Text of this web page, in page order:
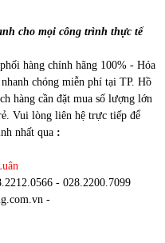
cho mọi công trình thực tế
hàng chính hãng 100% - Hóa
chóng miễn phí tại TP. Hồ
hàng cần đặt mua số lượng lớn
Vui lòng liên hệ trực tiếp để
nhất qua :
- 028.2200.7099
-